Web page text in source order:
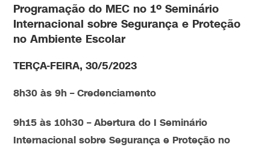
Programação do MEC no 1º Seminário
Internacional sobre Segurança e Proteção
no Ambiente Escolar
TERÇA-FEIRA, 30/5/2023
8h30 às 9h – Credenciamento
9h15 às 10h30 – Abertura do I Seminário
Internacional sobre Segurança e Proteção no